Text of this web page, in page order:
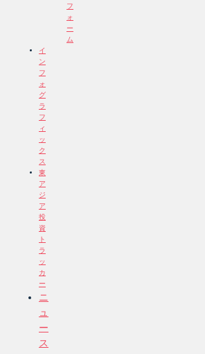
フ
ォ
ー
ム
イ
ン
フ
ォ
グ
ラ
フ
ィ
ッ
ク
ス
東
ア
ジ
ア
投
資
ト
ラ
ッ
カ
ー
ニ
ュ
ー
ス